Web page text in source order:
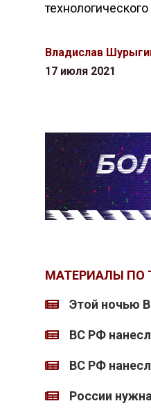
Владислав
17 июля 2021
МАТЕРИАЛЫ ПО
Этой ночью
ВС РФ
ВС РФ
России